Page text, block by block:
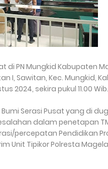
di PN Mungkid Kabupaten
I, Sawitan, Kec. Mungkid,
2024, sekira pukul 11.00 Wib.
Serasi Pusat yang di
dalam penetapan
percepatan Pendidikan
Unit Tipikor Polresta